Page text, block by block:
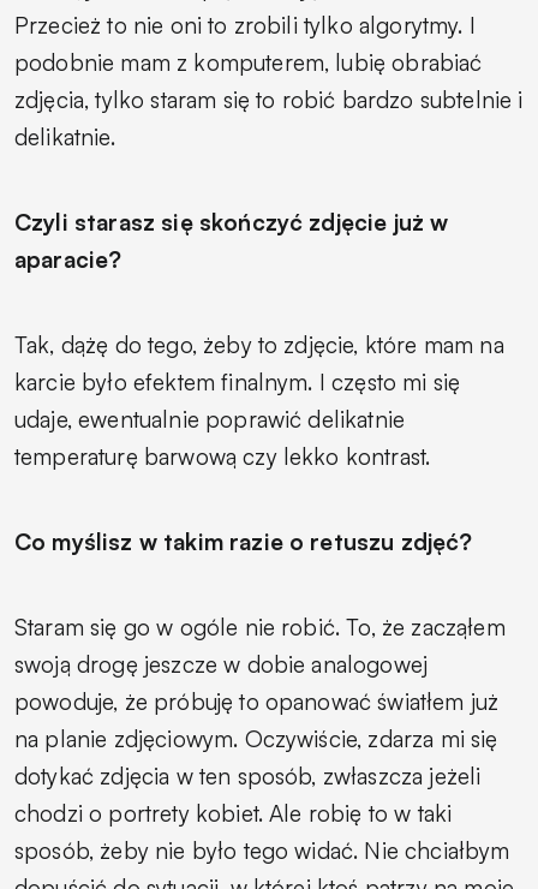
Przecież to nie oni to zrobili tylko algorytmy. I
podobnie mam z komputerem, lubię obrabiać
zdjęcia, tylko staram się to robić bardzo subtelnie i
delikatnie.
Czyli starasz się skończyć zdjęcie już w
aparacie?
Tak, dążę do tego, żeby to zdjęcie, które mam na
karcie było efektem finalnym. I często mi się
udaje, ewentualnie poprawić delikatnie
temperaturę barwową czy lekko kontrast.
Co myślisz w takim razie o retuszu zdjęć?
Staram się go w ogóle nie robić. To, że zacząłem
swoją drogę jeszcze w dobie analogowej
powoduje, że próbuję to opanować światłem już
na planie zdjęciowym. Oczywiście, zdarza mi się
dotykać zdjęcia w ten sposób, zwłaszcza jeżeli
chodzi o portrety kobiet. Ale robię to w taki
sposób, żeby nie było tego widać. Nie chciałbym